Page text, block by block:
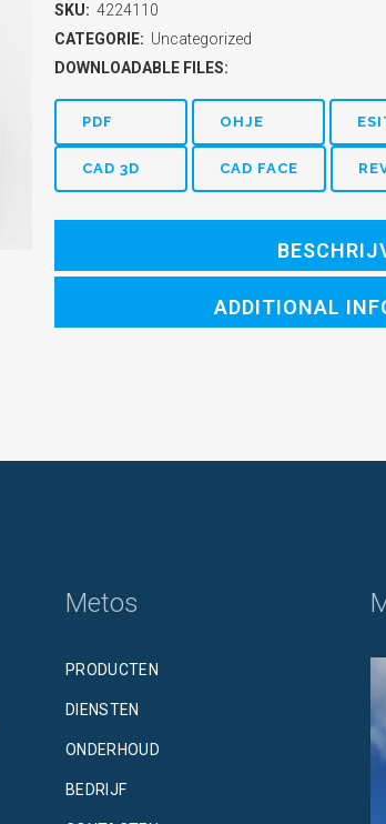
Metos
Viking
4G
200E
quantity
SKU: 4224110
CATEGORIE: Uncategorized
DOWNLOADABLE FILES:
PDF OHJE
CAD 3D CAD FACE
ADDITIONAL
Metos
PRODUCTEN
DIENSTEN
ONDERHOUD
BEDRIJF